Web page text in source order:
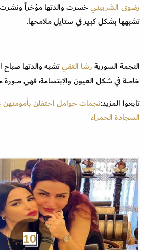
رضوى الشربينيخسرت والدتها مؤخراً
تشبهها بشكل كبير في ستايل ملامحها.
النجمة السوريةرشا التقيتشبه والدتها
خاصة في شكل العيون والإبتسامة، فهي صورة
تابعوا المزيد:نجمات حوامل احتفلن بأمومتهن
السجادة الحمراء
10